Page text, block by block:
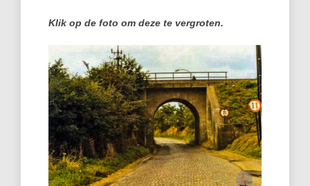
Klik op de foto om deze te vergroten.